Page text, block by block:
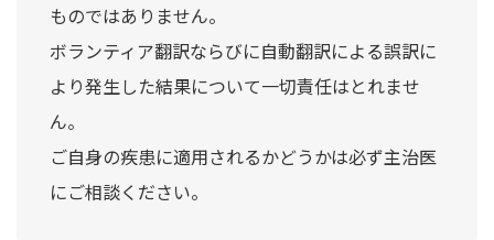
ものではありません。
ボランティア翻訳ならびに自動翻訳による誤訳に
より発生した結果について一切責任はとれませ
ん。
ご自身の疾患に適用されるかどうかは必ず主治医
にご相談ください。